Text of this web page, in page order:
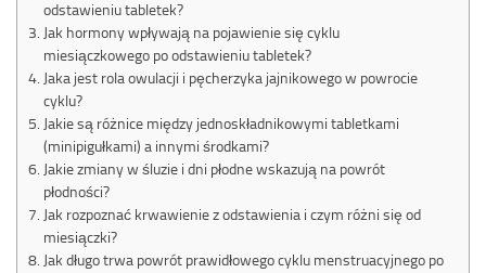
odstawieniu tabletek?
Jak hormony wpływają na pojawienie się cyklu
miesiączkowego po odstawieniu tabletek?
Jaka jest rola owulacji i pęcherzyka jajnikowego w powrocie
cyklu?
Jakie są różnice między jednoskładnikowymi tabletkami
(minipigułkami) a innymi środkami?
Jakie zmiany w śluzie i dni płodne wskazują na powrót
płodności?
Jak rozpoznać krwawienie z odstawienia i czym różni się od
miesiączki?
Jak długo trwa powrót prawidłowego cyklu menstruacyjnego po